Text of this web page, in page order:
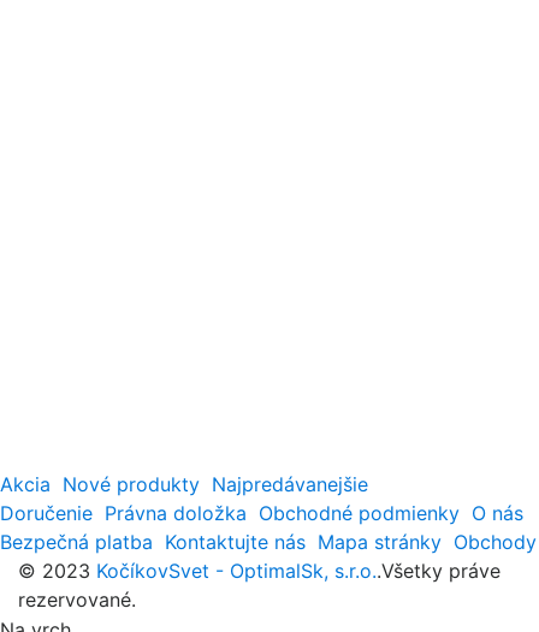
Akcia Nové produkty Najpredávanejšie
Doručenie Právna doložka Obchodné podmienky O nás
Bezpečná platba Kontaktujte nás Mapa stránky Obchody
© 2023 KočíkovSvet - OptimalSk, s.r.o..Všetky práve
rezervované.